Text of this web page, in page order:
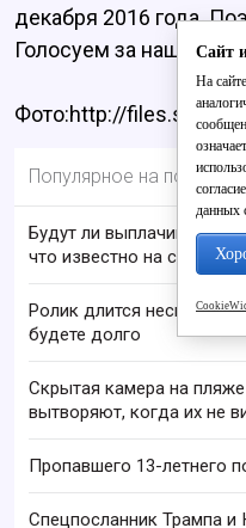
декабря 2016 года.
Голосуем за наш
Фото:http://
Популярное на портале
Будут ли выплачивать
что известно на сегодня
Ролик длится несколько
будете долго
Скрытая камера на
вытворяют, когда их не
Пропавшего 13-летнего
Спецпосланник Трампа и
Сайт
На
данных